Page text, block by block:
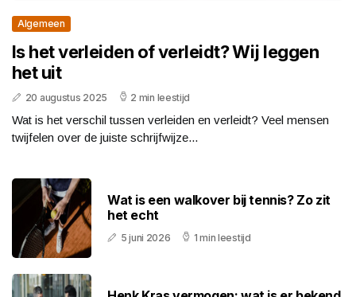
Algemeen
Is het verleiden of verleidt? Wij leggen
het uit
20 augustus 2025 2 min leestijd
Wat is het verschil tussen verleiden en verleidt? Veel mensen
twijfelen over de juiste schrijfwijze...
Wat is een walkover bij tennis? Zo zit
het echt
5 juni 2026 1 min leestijd